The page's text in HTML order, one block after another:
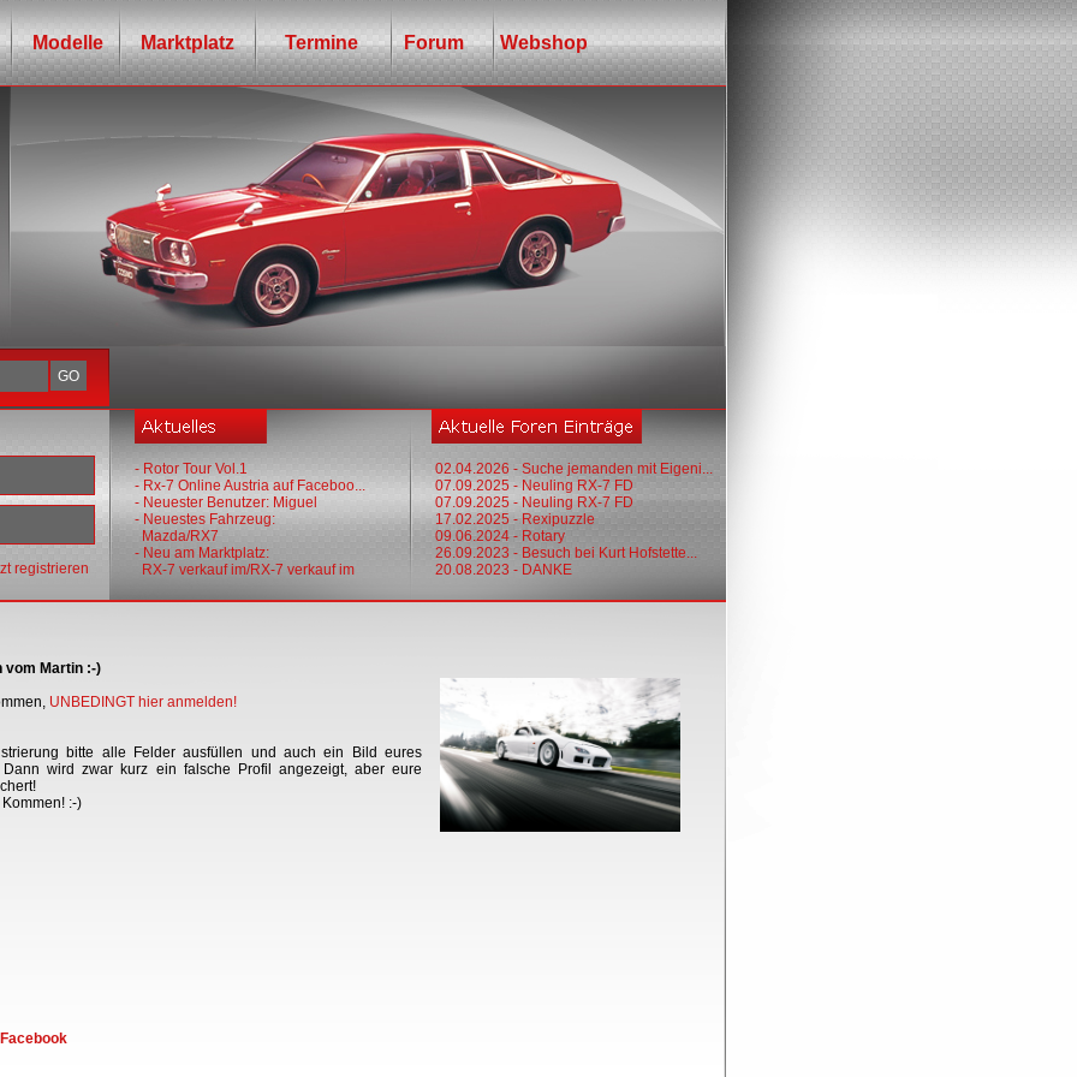
Modelle Marktplatz Termine Forum Webshop
registrieren
- Rotor Tour Vol.1
- Rx-7 Online Austria auf Faceboo...
- Neuester Benutzer: Miguel
- Neuestes Fahrzeug:
Mazda/RX7
- Neu am Marktplatz:
RX-7 verkauf im/RX-7 verkauf im
02.04.2026 - Suche jemanden mit Eigeni...
07.09.2025 - Neuling RX-7 FD
07.09.2025 - Neuling RX-7 FD
17.02.2025 - Rexipuzzle
09.06.2024 - Rotary
26.09.2023 - Besuch bei Kurt Hofstette...
20.08.2023 - DANKE
vom Martin :-)
UNBEDINGT hier anmelden!
bitte alle Felder ausfüllen und auch ein Bild eures
Dann wird zwar kurz ein falsche Profil angezeigt, aber eure
:-)